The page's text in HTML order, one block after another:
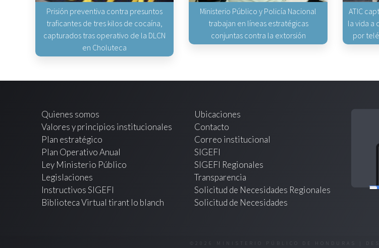
Prisión preventiva contra presuntos
traficantes de tres kilos de cocaína,
capturados tras operativo de la DLCN
en Choluteca
Ministerio Público y Policía Nacional
trabajan en líneas estratégicas
conjuntas contra la extorsión
ATIC
la vida a
por
Quienes somos
Valores y principios institucionales
Plan estratégico
Plan Operativo Anual
Ley Ministerio Público
Legislaciones
Instructivos SIGEFI
Biblioteca Virtual tirant lo blanch
Ubicaciones
Contacto
Correo institucional
SIGEFI
SIGEFI Regionales
Transparencia
Solicitud de Necesidades Regionales
Solicitud de Necesidades
©2026 MINISTERIO PÚBLICO DE HONDURAS |